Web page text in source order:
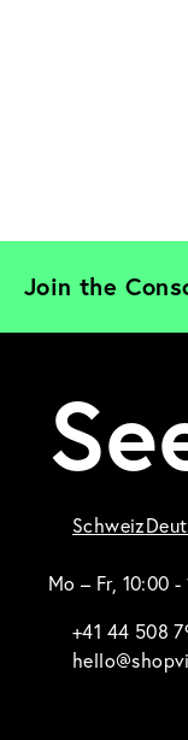
Join the
Schweiz
Mo – Fr, 10:00 -
+41 44 508